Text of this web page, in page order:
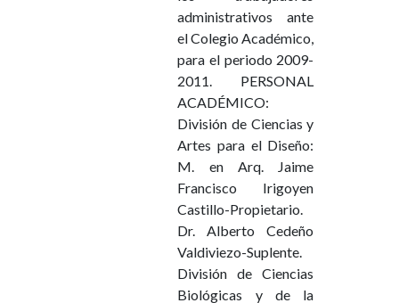
administrativos ante
el Colegio Académico,
para el periodo 2009-
2011. PERSONAL
ACADÉMICO:
División de Ciencias y
Artes para el Diseño:
M. en Arq. Jaime
Francisco Irigoyen
Castillo-Propietario.
Dr. Alberto Cedeño
Valdiviezo-Suplente.
División de Ciencias
Biológicas y de la